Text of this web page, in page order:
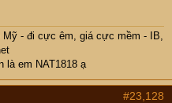
- đi cực êm, giá cực mềm - IB,
là em NAT1818 ạ
#23,128